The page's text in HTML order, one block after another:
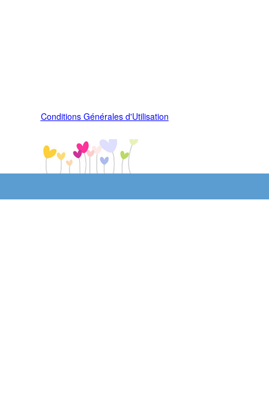
Conditions Générales d'Utilisation